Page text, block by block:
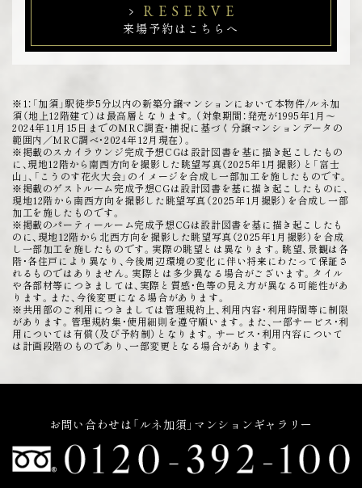
RESERVE
来場予約はこちらへ
※1：「加須」駅徒歩5分以内の新築分譲マンションにおいて本物件/ルネ加
須（地上12階建て）は最高層となります。（対象期間：発売が1995年1月～
2024年11月15日までのMRC調査・捕捉に基づく分譲マンションデータの
範囲内／MRC調べ・2024年12月現在）。
※掲載のスカイラウンジ完成予想CGは設計図書を基に描き起こしたもの
に、現地12階から南西方向を撮影した眺望写真（2025年1月撮影）と「富士
山」、「こうのす花火大会」のイメージを合成し一部加工を施したものです。
※掲載のゲストルーム完成予想CGは設計図書を基に描き起こしたものに、
現地12階から南西方向を撮影した眺望写真（2025年1月撮影）を合成し一部
加工を施したものです。
※掲載のパーティールーム完成予想CGは設計図書を基に描き起こしたも
のに、現地12階から北西方向を撮影した眺望写真（2025年1月撮影）を合成
し一部加工を施したものです。実際の眺望とは異なります。眺望、景観は各
階・各住戸により異なり、今後周辺環境の変化に伴い将来にわたって保証さ
れるものではありません。実際とは多少異なる場合がございます。タイル
や各部材等につきましては、実際と質感・色等の見え方が異なる可能性があ
ります。また、今後変更になる場合があります。
※共用部のご利用につきましては管理規約上、利用内容・利用時間等に制限
があります。管理規約集・使用細則を遵守願います。また、一部サービス・利
用については有償（及び予約制）となります。サービス・利用内容について
は計画段階のものであり、一部変更となる場合があります。
お問い合わせは「ルネ加須」マンションギャラリー